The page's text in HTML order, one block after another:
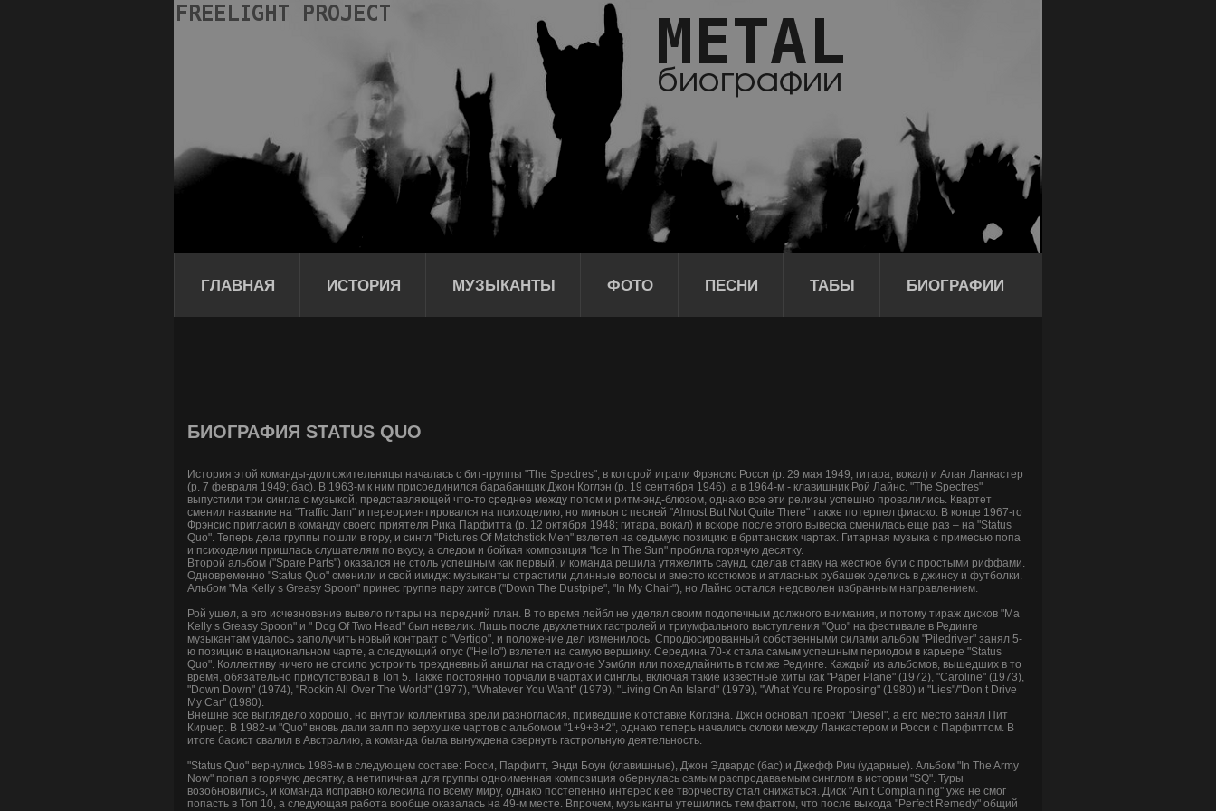
ГЛАВНАЯ ИСТОРИЯ МУЗЫКАНТЫ ФОТО ПЕСНИ ТАБЫ БИОГРАФИИ
БИОГРАФИЯ STATUS QUO
История этой команды-долгожительницы началась с бит-группы "The Spectres", в которой играли Фрэнсис Росси (р. 29 мая 1949; гитара, вокал) и Алан Ланкастер
(р. 7 февраля 1949; бас). В 1963-м к ним присоединился барабанщик Джон Коглэн (р. 19 сентября 1946), а в 1964-м - клавишник Рой Лайнс. "The Spectres"
выпустили три сингла с музыкой, представляющей что-то среднее между попом и ритм-энд-блюзом, однако все эти релизы успешно провалились. Квартет
сменил название на "Traffic Jam" и переориентировался на психоделию, но миньон с песней "Almost But Not Quite There" также потерпел фиаско. В конце 1967-го
Фрэнсис пригласил в команду своего приятеля Рика Парфитта (р. 12 октября 1948; гитара, вокал) и вскоре после этого вывеска сменилась еще раз – на "Status
Quo". Теперь дела группы пошли в гору, и сингл "Pictures Of Matchstick Men" взлетел на седьмую позицию в британских чартах. Гитарная музыка с примесью попа
и психоделии пришлась слушателям по вкусу, а следом и бойкая композиция "Ice In The Sun" пробила горячую десятку.
Второй альбом ("Spare Parts") оказался не столь успешным как первый, и команда решила утяжелить саунд, сделав ставку на жесткое буги с простыми риффами.
Одновременно "Status Quo" сменили и свой имидж: музыканты отрастили длинные волосы и вместо костюмов и атласных рубашек оделись в джинсу и футболки.
Альбом "Ma Kelly s Greasy Spoon" принес группе пару хитов ("Down The Dustpipe", "In My Chair"), но Лайнс остался недоволен избранным направлением.
Рой ушел, а его исчезновение вывело гитары на передний план. В то время лейбл не уделял своим подопечным должного внимания, и потому тираж дисков "Ma
Kelly s Greasy Spoon" и " Dog Of Two Head" был невелик. Лишь после двухлетних гастролей и триумфального выступления "Quo" на фестивале в Рединге
музыкантам удалось заполучить новый контракт с "Vertigo", и положение дел изменилось. Спродюсированный собственными силами альбом "Piledriver" занял 5-
ю позицию в национальном чарте, а следующий опус ("Hello") взлетел на самую вершину. Середина 70-х стала самым успешным периодом в карьере "Status
Quo". Коллективу ничего не стоило устроить трехдневный аншлаг на стадионе Уэмбли или похедлайнить в том же Рединге. Каждый из альбомов, вышедших в то
время, обязательно присутствовал в Топ 5. Также постоянно торчали в чартах и синглы, включая такие известные хиты как "Paper Plane" (1972), "Caroline" (1973),
"Down Down" (1974), "Rockin All Over The World" (1977), "Whatever You Want" (1979), "Living On An Island" (1979), "What You re Proposing" (1980) и "Lies"/"Don t Drive
My Car" (1980).
Внешне все выглядело хорошо, но внутри коллектива зрели разногласия, приведшие к отставке Коглэна. Джон основал проект "Diesel", а его место занял Пит
Кирчер. В 1982-м "Quo" вновь дали залп по верхушке чартов с альбомом "1+9+8+2", однако теперь начались склоки между Ланкастером и Росси с Парфиттом. В
итоге басист свалил в Австралию, а команда была вынуждена свернуть гастрольную деятельность.
"Status Quo" вернулись 1986-м в следующем составе: Росси, Парфитт, Энди Боун (клавишные), Джон Эдвардс (бас) и Джефф Рич (ударные). Альбом "In The Army
Now" попал в горячую десятку, а нетипичная для группы одноименная композиция обернулась самым распродаваемым синглом в истории "SQ". Туры
возобновились, и команда исправно колесила по всему миру, однако постепенно интерес к ее творчеству стал снижаться. Диск "Ain t Complaining" уже не смог
попасть в Топ 10, а следующая работа вообще оказалась на 49-м месте. Впрочем, музыканты утешились тем фактом, что после выхода "Perfect Remedy" общий